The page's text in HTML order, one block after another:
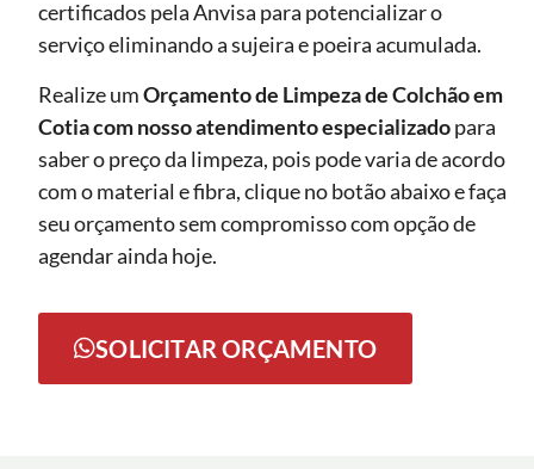
certificados pela Anvisa para potencializar o
serviço eliminando a sujeira e poeira acumulada.
Realize umOrçamento de Limpeza de Colchão em
Cotia com nosso atendimento especializadopara
saber o preço da limpeza, pois pode varia de acordo
com o material e fibra, clique no botão abaixo e faça
seu orçamento sem compromisso com opção de
agendar ainda hoje.
SOLICITAR ORÇAMENTO